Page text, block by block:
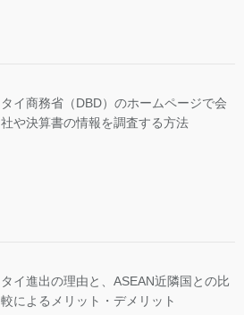
タイ商務省（DBD）のホームページで会
社や決算書の情報を調査する方法
タイ進出の理由と、ASEAN近隣国との比
較によるメリット・デメリット